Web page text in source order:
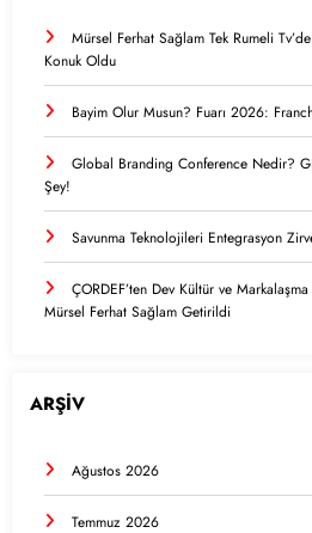
Mürsel Ferhat Sağlam Tek Rumeli
Konuk Oldu
Bayim Olur Musun? Fuarı 2026:
Global Branding Conference Nedir?
Şey!
Savunma Teknolojileri Entegrasyon
ÇORDEF’ten Dev Kültür ve
Mürsel Ferhat Sağlam Getirildi
ARŞİV
Ağustos 2026
Temmuz 2026